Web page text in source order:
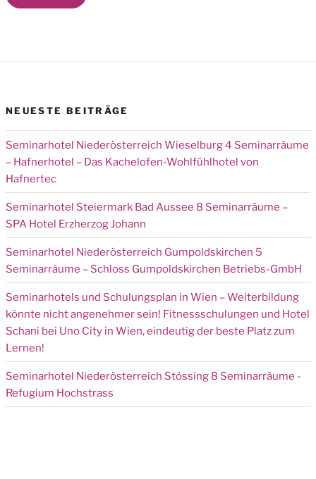
NEUESTE BEITRÄGE
Seminarhotel Niederösterreich Wieselburg 4 Seminarräume
– Hafnerhotel – Das Kachelofen-Wohlfühlhotel von
Hafnertec
Seminarhotel Steiermark Bad Aussee 8 Seminarräume –
SPA Hotel Erzherzog Johann
Seminarhotel Niederösterreich Gumpoldskirchen 5
Seminarräume – Schloss Gumpoldskirchen Betriebs-GmbH
Seminarhotels und Schulungsplan in Wien – Weiterbildung
könnte nicht angenehmer sein! Fitnessschulungen und Hotel
Schani bei Uno City in Wien, eindeutig der beste Platz zum
Lernen!
Seminarhotel Niederösterreich Stössing 8 Seminarräume -
Refugium Hochstrass